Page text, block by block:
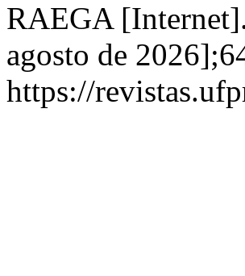
RAEGA
agosto de
https://